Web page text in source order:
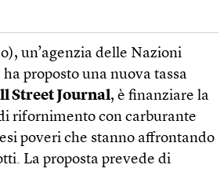
un’agenzia delle Nazioni
proposto una nuova tassa
Street Journal, è finanziare la
rifornimento con carburante
poveri che stanno affrontando
La proposta prevede di